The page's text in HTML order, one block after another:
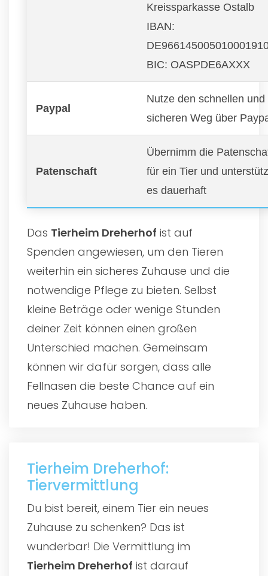
Kreissparkasse Ostalb
IBAN:
BIC: OASPDE6AXXX
Paypal
Nutze den schnellen und
sicheren Weg über
Patenschaft
Übernimm die
für ein Tier und
es dauerhaft
Das Tierheim Dreherhof ist auf
Spenden angewiesen, um den Tieren
weiterhin ein sicheres Zuhause und die
notwendige Pflege zu bieten. Selbst
kleine Beträge oder wenige Stunden
deiner Zeit können einen großen
Unterschied machen. Gemeinsam
können wir dafür sorgen, dass alle
Fellnasen die beste Chance auf ein
neues Zuhause haben.
Tierheim Dreherhof:
Tiervermittlung
Du bist bereit, einem Tier ein neues
Zuhause zu schenken? Das ist
wunderbar! Die Vermittlung im
Tierheim Dreherhof ist darauf